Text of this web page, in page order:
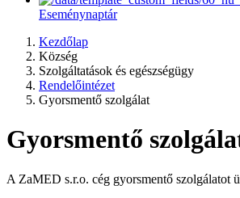
Eseménynaptár
Kezdőlap
Község
Szolgáltatások és egészségügy
Rendelőintézet
Gyorsmentő szolgálat
Gyorsmentő
A ZaMED s.r.o. cég gyorsmentő szolgálatot